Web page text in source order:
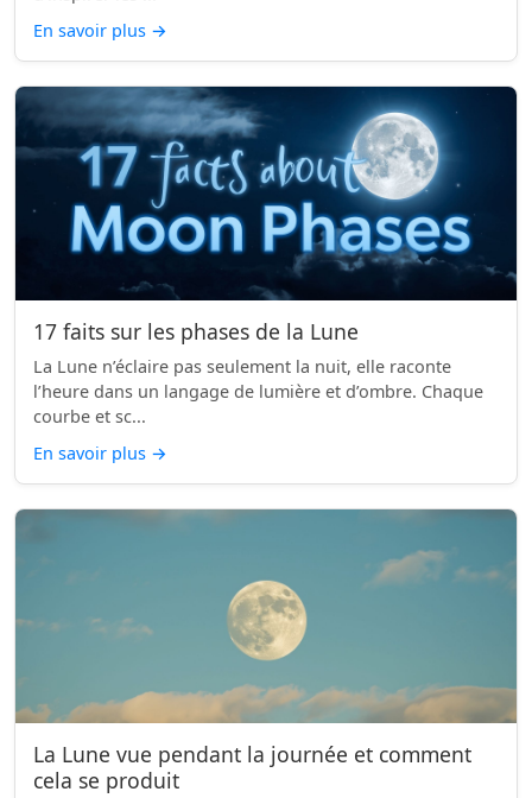
En savoir plus →
17 faits sur les phases de la Lune
La Lune n’éclaire pas seulement la nuit, elle raconte
l’heure dans un langage de lumière et d’ombre. Chaque
courbe et sc...
En savoir plus →
La Lune vue pendant la journée et comment
cela se produit